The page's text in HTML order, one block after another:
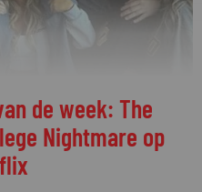
de week: The
Nightmare op